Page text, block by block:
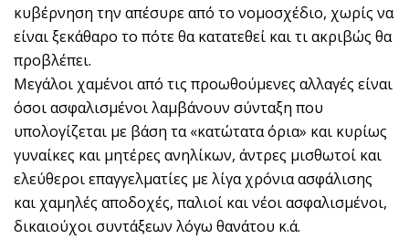
κυβέρνηση την απέσυρε από το νομοσχέδιο, χωρίς να
είναι ξεκάθαρο το πότε θα κατατεθεί και τι ακριβώς θα
προβλέπει.
Μεγάλοι χαμένοι από τις προωθούμενες αλλαγές είναι
όσοι ασφαλισμένοι λαμβάνουν σύνταξη που
υπολογίζεται με βάση τα «κατώτατα όρια» και κυρίως
γυναίκες και μητέρες ανηλίκων, άντρες μισθωτοί και
ελεύθεροι επαγγελματίες με λίγα χρόνια ασφάλισης
και χαμηλές αποδοχές, παλιοί και νέοι ασφαλισμένοι,
δικαιούχοι συντάξεων λόγω θανάτου κ.ά.